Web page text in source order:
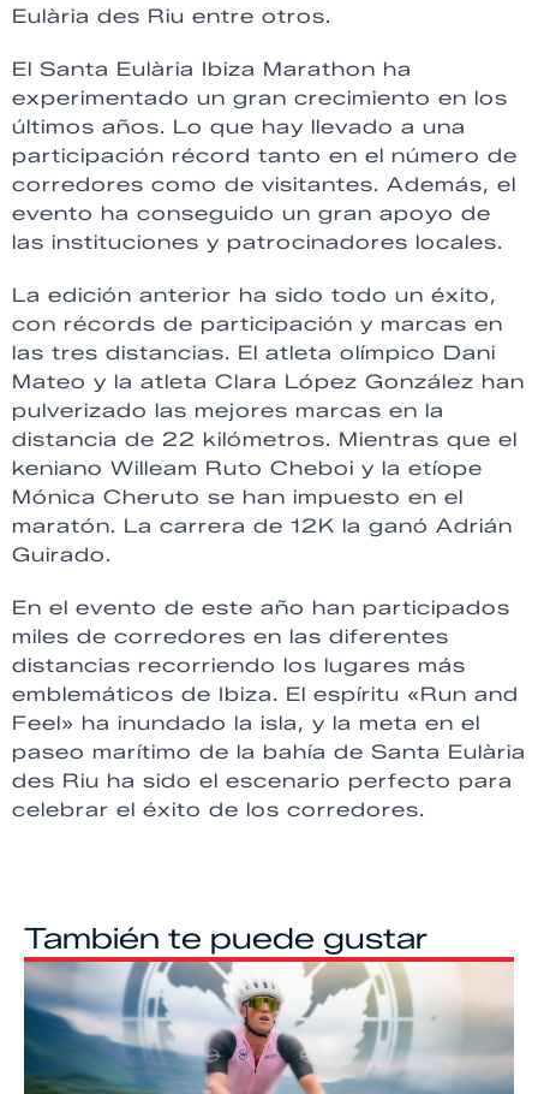
Eulària des Riu entre otros.
El Santa Eulària Ibiza Marathon ha
experimentado un gran crecimiento en los
últimos años. Lo que hay llevado a una
participación récord tanto en el número de
corredores como de visitantes. Además, el
evento ha conseguido un gran apoyo de
las instituciones y patrocinadores locales.
La edición anterior ha sido todo un éxito,
con récords de participación y marcas en
las tres distancias. El atleta olímpico Dani
Mateo y la atleta Clara López González han
pulverizado las mejores marcas en la
distancia de 22 kilómetros. Mientras que el
keniano Willeam Ruto Cheboi y la etíope
Mónica Cheruto se han impuesto en el
maratón. La carrera de 12K la ganó Adrián
Guirado.
En el evento de este año han participados
miles de corredores en las diferentes
distancias recorriendo los lugares más
emblemáticos de Ibiza. El espíritu «Run and
Feel» ha inundado la isla, y la meta en el
paseo marítimo de la bahía de Santa Eulària
des Riu ha sido el escenario perfecto para
celebrar el éxito de los corredores.
También te puede gustar